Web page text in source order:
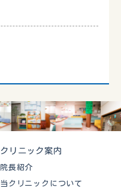
クリニック案内
院長紹介
当クリニックについて